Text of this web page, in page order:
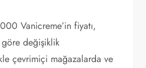
Vanicreme’in fiyatı,
göre değişiklik
çevrimiçi mağazalarda ve